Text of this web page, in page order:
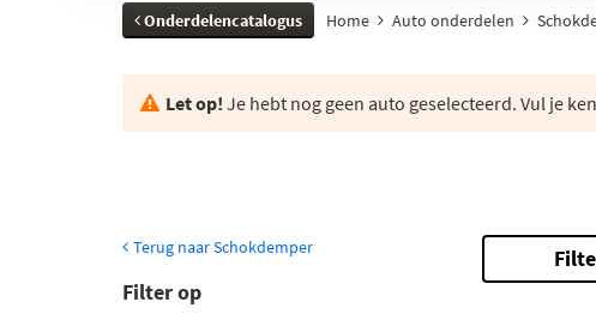
Onderdelencatalogus Home Auto onderdelen
Let op! Je hebt nog geen auto geselecteerd. Vul je
Terug naar Schokdemper
Filter op